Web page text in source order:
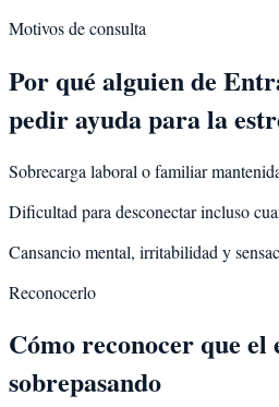
Motivos de consulta
Por qué alguien de
pedir ayuda para la
Sobrecarga laboral o familiar
Dificultad para desconectar incluso
Cansancio mental, irritabilidad y
Reconocerlo
Cómo reconocer que el
sobrepasando